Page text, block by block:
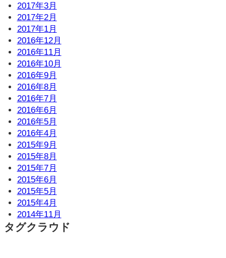
2017年3月
2017年2月
2017年1月
2016年12月
2016年11月
2016年10月
2016年9月
2016年8月
2016年7月
2016年6月
2016年5月
2016年4月
2015年9月
2015年8月
2015年7月
2015年6月
2015年5月
2015年4月
2014年11月
タグクラウド